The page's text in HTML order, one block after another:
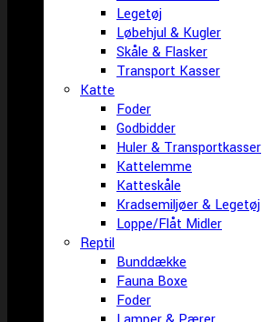
Legetøj
Løbehjul & Kugler
Skåle & Flasker
Transport Kasser
Katte
Foder
Godbidder
Huler & Transportkasser
Kattelemme
Katteskåle
Kradsemiljøer & Legetøj
Loppe/Flåt Midler
Reptil
Bunddække
Fauna Boxe
Foder